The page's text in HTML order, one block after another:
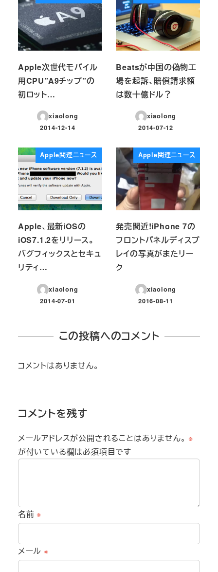
Apple次世代モバイル
用CPU”A9チップ”の
初ロット…
xiaolong
投稿日
2014-12-14
Beatsが中国の偽物工
場を起訴、賠償請求額
は数十億ドル？
xiaolong
投稿日
2014-07-12
Apple関連ニュース
Apple、最新iOSの
iOS7.1.2をリリース。
バグフィックスとセキュ
リティ…
xiaolong
投稿日
2014-07-01
Apple関連ニュース
発売間近!iPhone 7の
フロントパネルディスプ
レイの写真がまたリー
ク
xiaolong
投稿日
2016-08-11
この投稿へのコメント
コメントはありません。
コメントを残す
メールアドレスが公開されることはありません。 ※
が付いている欄は必須項目です
名前※
メール ※